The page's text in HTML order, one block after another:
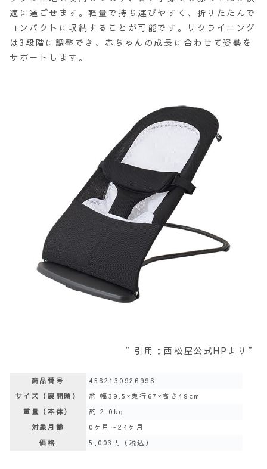
適に過ごせます。軽量で持ち運びやすく、折りたたんで
コンパクトに収納することが可能です。リクライニング
は3段階に調整でき、赤ちゃんの成長に合わせて姿勢を
サポートします。
”引用：西松屋公式HPより”
商品番号
4562130926996
サイズ（展開時）
約 幅39.5×奥行67×高さ49cm
重量（本体）
約 2.0kg
対象月齢
0ヶ月～24ヶ月
価格
5,003円（税込）